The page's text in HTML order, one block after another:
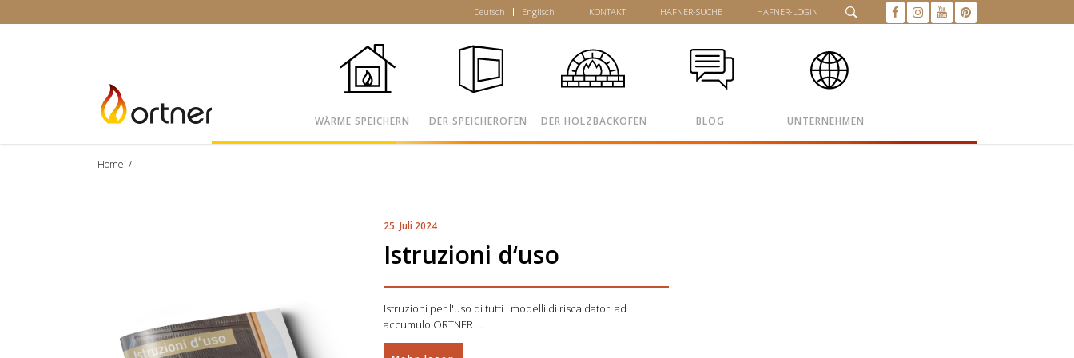
Deutsch Englisch KONTAKT HAFNER-SUCHE HAFNER-LOGIN
WÄRME SPEICHERN DER SPEICHEROFEN DER HOLZBACKOFEN BLOG UNTERNEHMEN
Home /
25. Juli 2024
Istruzioni d‘uso
Istruzioni per l'uso di tutti i modelli di riscaldatori ad
accumulo ORTNER.